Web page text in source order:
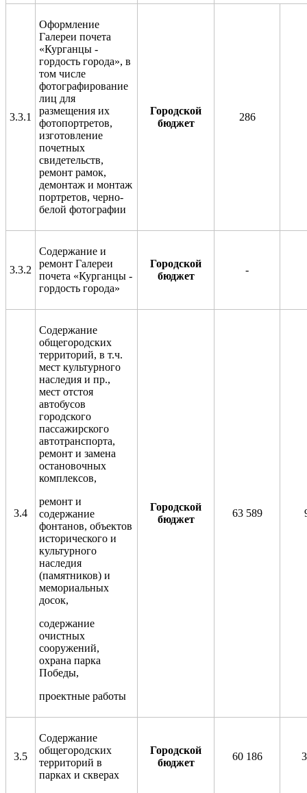
3.3.1
Оформление
Галереи почета
«Курганцы -
гордость города», в
том числе
фотографирование
лиц для
размещения их
фотопортретов,
изготовление
почетных
свидетельств,
ремонт рамок,
демонтаж и монтаж
портретов, черно-
белой фотографии
Городской
бюджет
286
3.3.2
Содержание и
ремонт Галереи
почета «Курганцы -
гордость города»
Городской
бюджет
-
3.4
Содержание
общегородских
территорий, в т.ч.
мест культурного
наследия и пр.,
мест отстоя
автобусов
городского
пассажирского
автотранспорта,
ремонт и замена
остановочных
комплексов,
ремонт и
содержание
фонтанов, объектов
исторического и
культурного
наследия
(памятников) и
мемориальных
досок,
содержание
очистных
сооружений,
охрана парка
Победы,
проектные работы
Городской
бюджет
63 589
3.5
Содержание
общегородских
территорий в
парках и скверах
Городской
бюджет
60 186